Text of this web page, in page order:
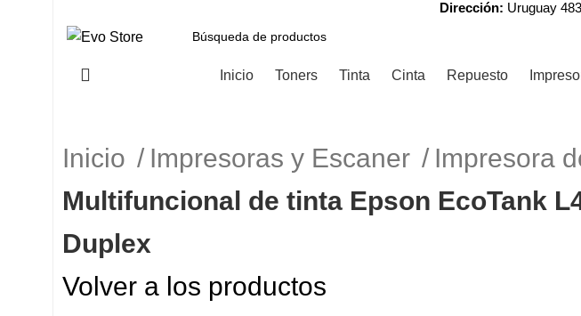
Dirección: Uruguay
Inicio Toners Tinta Cinta Repuesto
Inicio Impresoras y Escaner
Impresora
Multifuncional de tinta Epson EcoTank
Duplex
Volver a los productos